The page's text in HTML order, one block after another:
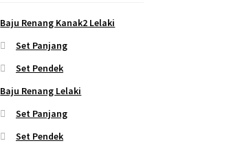
Baju Renang Kanak2 Lelaki
Set Panjang
Set Pendek
Baju Renang Lelaki
Set Panjang
Set Pendek